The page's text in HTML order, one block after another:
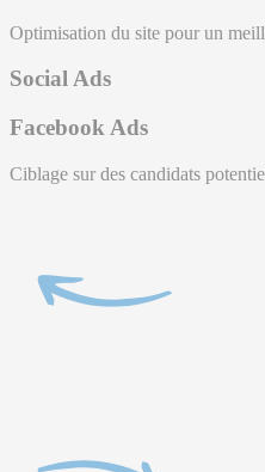
Optimisation du site pour un
Social Ads
Facebook Ads
Ciblage sur des candidats